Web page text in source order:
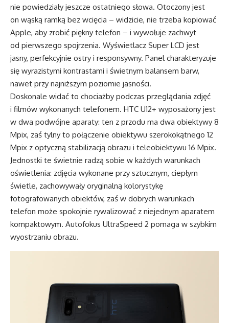
nie powiedziały jeszcze ostatniego słowa. Otoczony jest
on wąską ramką bez wcięcia – widzicie, nie trzeba kopiować
Apple, aby zrobić piękny telefon – i wywołuje zachwyt
od pierwszego spojrzenia. Wyświetlacz Super LCD jest
jasny, perfekcyjnie ostry i responsywny. Panel charakteryzuje
się wyrazistymi kontrastami i świetnym balansem barw,
nawet przy najniższym poziomie jasności.
Doskonale widać to chociażby podczas przeglądania zdjęć
i filmów wykonanych telefonem. HTC U12+ wyposażony jest
w dwa podwójne aparaty: ten z przodu ma dwa obiektywy 8
Mpix, zaś tylny to połączenie obiektywu szerokokątnego 12
Mpix z optyczną stabilizacją obrazu i teleobiektywu 16 Mpix.
Jednostki te świetnie radzą sobie w każdych warunkach
oświetlenia: zdjęcia wykonane przy sztucznym, ciepłym
świetle, zachowywały oryginalną kolorystykę
fotografowanych obiektów, zaś w dobrych warunkach
telefon może spokojnie rywalizować z niejednym aparatem
kompaktowym. Autofokus UltraSpeed 2 pomaga w szybkim
wyostrzaniu obrazu.